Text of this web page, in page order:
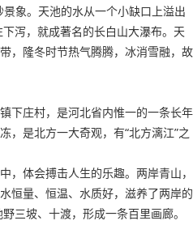
象。天池的水从一个小缺口上溢出
泻，就成著名的长白山大瀑布。天
，隆冬时节热气腾腾，冰消雪融，故
下庄村，是河北省内惟一的一条长年
，是北方一大奇观，有“北方漓江”之
，体会搏击人生的乐趣。两岸青山，
恒量、恒温、水质好，滋养了两岸的
三坡、十渡，形成一条百里画廊。